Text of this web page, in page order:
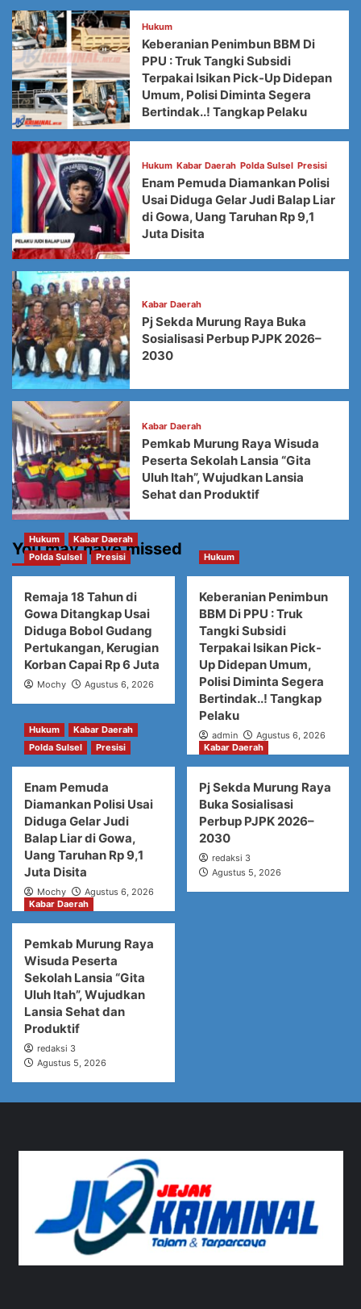
Hukum
Keberanian Penimbun BBM Di
PPU : Truk Tangki Subsidi
Terpakai Isikan Pick-Up Didepan
Umum, Polisi Diminta Segera
Bertindak..! Tangkap Pelaku
Hukum Kabar Daerah Polda Sulsel Presisi
Enam Pemuda Diamankan Polisi
Usai Diduga Gelar Judi Balap Liar
di Gowa, Uang Taruhan Rp 9,1
Juta Disita
Kabar Daerah
Pj Sekda Murung Raya Buka
Sosialisasi Perbup PJPK 2026–
2030
Kabar Daerah
Pemkab Murung Raya Wisuda
Peserta Sekolah Lansia “Gita
Uluh Itah”, Wujudkan Lansia
Sehat dan Produktif
You may have missed
Hukum
Kabar Daerah
Polda Sulsel
Presisi
Remaja 18 Tahun di
Gowa Ditangkap Usai
Diduga Bobol Gudang
Pertukangan, Kerugian
Korban Capai Rp 6 Juta
Mochy Agustus 6, 2026
Hukum
Keberanian Penimbun
BBM Di PPU : Truk
Tangki Subsidi
Terpakai Isikan Pick-
Up Didepan Umum,
Polisi Diminta Segera
Bertindak..! Tangkap
Pelaku
admin Agustus 6, 2026
Hukum
Kabar Daerah
Polda Sulsel
Presisi
Enam Pemuda
Diamankan Polisi Usai
Diduga Gelar Judi
Balap Liar di Gowa,
Uang Taruhan Rp 9,1
Juta Disita
Mochy Agustus 6, 2026
Kabar Daerah
Pj Sekda Murung Raya
Buka Sosialisasi
Perbup PJPK 2026–
2030
redaksi 3
Agustus 5, 2026
Kabar Daerah
Pemkab Murung Raya
Wisuda Peserta
Sekolah Lansia “Gita
Uluh Itah”, Wujudkan
Lansia Sehat dan
Produktif
redaksi 3
Agustus 5, 2026